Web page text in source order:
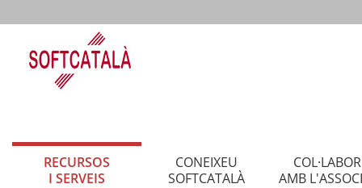
RECURSOS
I SERVEIS
CONEIXEU
SOFTCATALÀ
AMB